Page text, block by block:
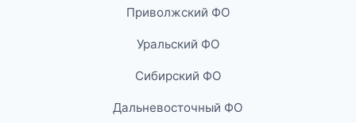
Приволжский ФО
Уральский ФО
Сибирский ФО
Дальневосточный ФО